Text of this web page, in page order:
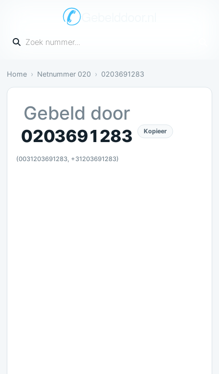
Gebelddoor.nl
Vul een telefoonnummer in
Home Netnummer 020 0203691283
Gevaarlijk: 2 meldingen bevestigen dit
Gebeld door
0203691283
(0031203691283, +31203691283)
Kopieer